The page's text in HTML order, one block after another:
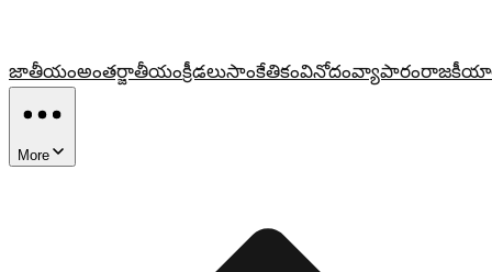
జాతీయంఅంతర్జాతీయంక్రీడలుసాంకేతికంవినోదంవ్యాపారం
More